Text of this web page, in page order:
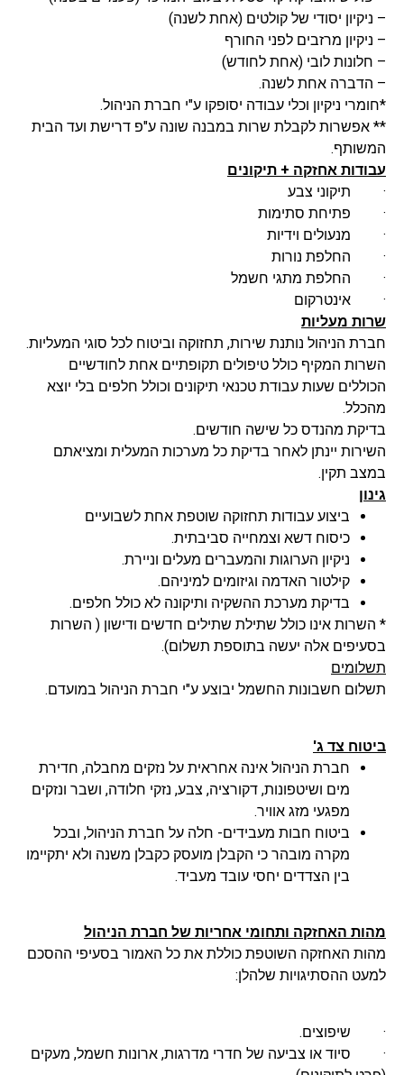
– ניקיון יסודי של קולטים (אחת לשנה)
– ניקיון מרזבים לפני החורף
– חלונות לובי (אחת לחודש)
– הדברה אחת לשנה.
*חומרי ניקיון וכלי עבודה יסופקו ע"י חברת הניהול.
** אפשרות לקבלת שרות במבנה שונה ע"פ דרישת ועד הבית
המשותף.
עבודות אחזקה + תיקונים
· תיקוני צבע
· פתיחת סתימות
· מנעולים וידיות
· החלפת נורות
· החלפת מתגי חשמל
· אינטרקום
שרות מעליות
חברת הניהול נותנת שירות, תחזוקה וביטוח לכל סוגי המעליות.
השרות המקיף כולל טיפולים תקופתיים אחת לחודשיים
הכוללים שעות עבודת טכנאי תיקונים וכולל חלפים בלי יוצא
מהכלל.
בדיקת מהנדס כל שישה חודשים.
השירות יינתן לאחר בדיקת כל מערכות המעלית ומציאתם
במצב תקין.
גינון
ביצוע עבודות תחזוקה שוטפת אחת לשבועיים
כיסוח דשא וצמחייה סביבתית.
ניקיון הערוגות והמעברים מעלים וניירת.
קילטור האדמה וגיזומים למיניהם.
בדיקת מערכת ההשקיה ותיקונה לא כולל חלפים.
* השרות אינו כולל שתילת שתילים חדשים ודישון ( השרות
בסעיפים אלה יעשה בתוספת תשלום).
תשלומים
תשלום חשבונות החשמל יבוצע ע"י חברת הניהול במועדם.
ביטוח צד ג'
חברת הניהול אינה אחראית על נזקים מחבלה, חדירת
מים ושיטפונות, דקורציה, צבע, נזקי חלודה, ושבר ונזקים
מפגעי מזג אוויר.
ביטוח חבות מעבידים- חלה על חברת הניהול, ובכל
מקרה מובהר כי הקבלן מועסק כקבלן משנה ולא יתקיימו
בין הצדדים יחסי עובד מעביד.
מהות האחזקה ותחומי אחריות של חברת הניהול
מהות האחזקה השוטפת כוללת את כל האמור בסעיפי ההסכם
למעט ההסתיגויות שלהלן:
· שיפוצים.
· סיוד או צביעה של חדרי מדרגות, ארונות חשמל, מעקים